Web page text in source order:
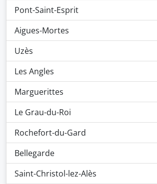
Pont-Saint-Esprit
Aigues-Mortes
Uzès
Les Angles
Marguerittes
Le Grau-du-Roi
Rochefort-du-Gard
Bellegarde
Saint-Christol-lez-Alès